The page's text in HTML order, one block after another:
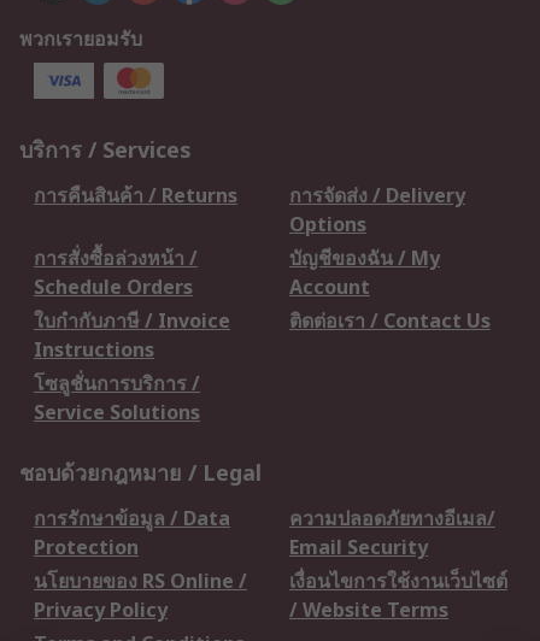
พวกเรายอมรับ
บริการ / Services
การคืนสินค้า / Returns
การจัดส่ง / Delivery
Options
การสั่งซื้อล่วงหน้า /
Schedule Orders
บัญชีของฉัน / My
Account
ใบกำกับภาษี / Invoice
Instructions
ติดต่อเรา / Contact Us
โซลูชั่นการบริการ /
Service Solutions
ชอบด้วยกฎหมาย / Legal
การรักษาข้อมูล / Data
Protection
ความปลอดภัยทางอีเมล/
Email Security
นโยบายของ RS Online /
Privacy Policy
เงื่อนไขการใช้งานเว็บไซต์
/ Website Terms